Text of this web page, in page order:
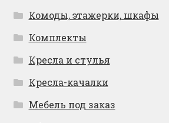
Комоды, этажерки, шкафы
Комплекты
Кресла и стулья
Кресла-качалки
Мебель под заказ